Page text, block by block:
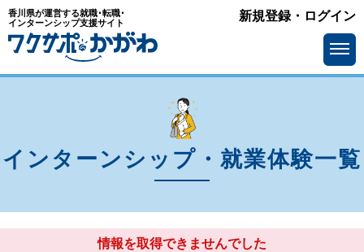
香川県が運営する就職･転職･
インターンシップ支援サイト
新規登録・ログイン
インターンシップ・就業体験一覧
情報を取得できませんでした
エリアを選ぶ
高松市
東かがわ市 三豊市
直島町